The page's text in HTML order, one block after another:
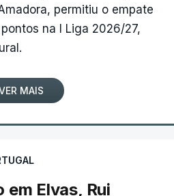
permitiu o empate
na I Liga 2026/27,
MAIS
em Elvas, Rui